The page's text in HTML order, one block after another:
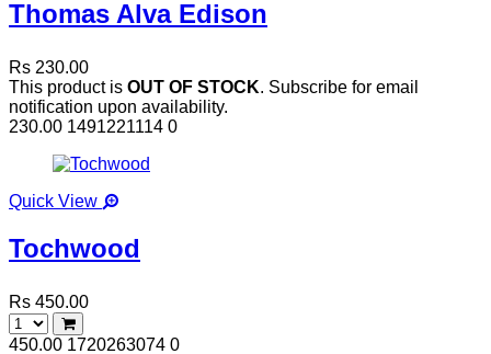
Thomas Alva Edison
Rs 230.00
This product is OUT OF STOCK. Subscribe for email
notification upon availability.
230.00 1491221114 0
Quick View
Tochwood
Rs 450.00
450.00 1720263074 0